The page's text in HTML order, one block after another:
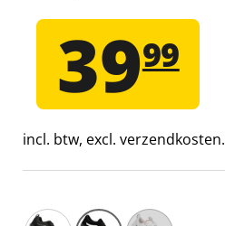
3999
incl. btw, excl. verzendkosten.